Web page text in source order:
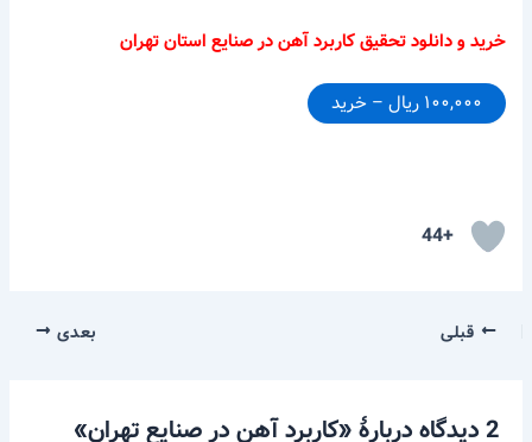
خرید و دانلود تحقیق کاربرد آهن در صنایع استان تهران
۱۰۰,۰۰۰ ریال – خرید
+44
قبلی بعدی
2 دیدگاه دربارهٔ «کاربرد آهن در صنایع تهران»